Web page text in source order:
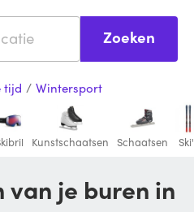
Zoeken
tijd / Wintersport
Kunstschaatsen Schaatsen